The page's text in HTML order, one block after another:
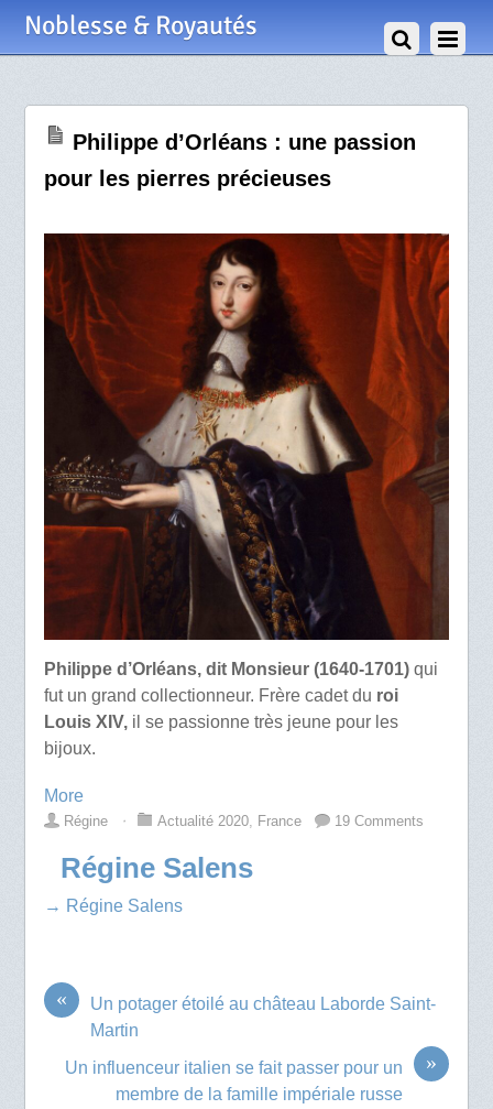
Noblesse & Royautés
Philippe d’Orléans : une passion
pour les pierres précieuses
Philippe d’Orléans, dit Monsieur (1640-1701)qui
fut un grand collectionneur. Frère cadet du roi
Louis XIV,il se passionne très jeune pour les
bijoux.
More
Régine ⋅ Actualité 2020, France 19 Comments
Régine Salens
→ Régine Salens
«
Un potager étoilé au château Laborde Saint-
Martin
»
Un influenceur italien se fait passer pour un
membre de la famille impériale russe